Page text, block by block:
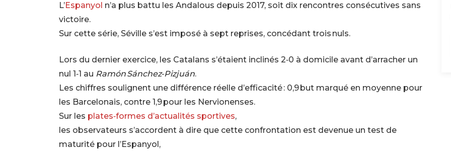
L’Espanyol n’a plus battu les Andalous depuis 2017, soit dix rencontres consécutives sans
victoire.
Sur cette série, Séville s’est imposé à sept reprises, concédant trois nuls.
Lors du dernier exercice, les Catalans s’étaient inclinés 2‑0 à domicile avant d’arracher un
nul 1‑1 au Ramón Sánchez‑Pizjuán.
Les chiffres soulignent une différence réelle d’efficacité : 0,9 but marqué en moyenne pour
les Barcelonais, contre 1,9 pour les Nervionenses.
Sur les plates‑formes d’actualités sportives,
les observateurs s’accordent à dire que cette confrontation est devenue un test de
maturité pour l’Espanyol,